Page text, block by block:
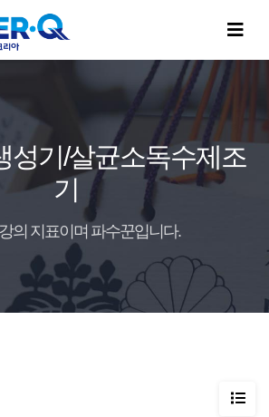
성기/살균소독수제조
기
의 지표이며 파수꾼입니다.